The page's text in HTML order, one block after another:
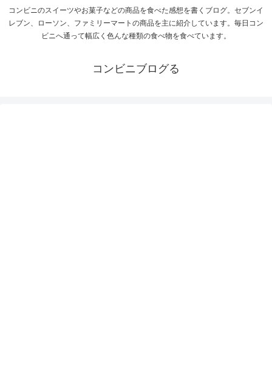
コンビニのスイーツやお菓子などの商品を食べた感想を書くブログ。セブンイ
レブン、ローソン、ファミリーマートの商品を主に紹介しています。毎日コン
ビニへ通って幅広く色んな種類の食べ物を食べています。
コンビニブログる